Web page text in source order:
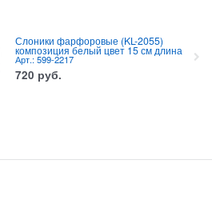
Слоники фарфоровые (KL-2055)
композиция белый цвет 15 см длина
Арт.: 599-2217
720 руб.